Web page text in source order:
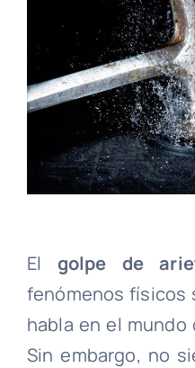
El golpe de
fenómenos físicos
habla en el
Sin embargo, no